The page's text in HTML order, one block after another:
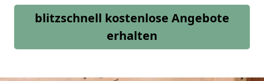
blitzschnell kostenlose Angebote
erhalten